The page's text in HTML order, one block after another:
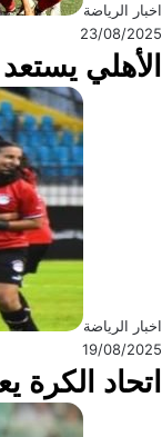
اخبار الرياضة
23/08/2025
الأهلي
اخبار الرياضة
19/08/2025
اتحاد الكرة